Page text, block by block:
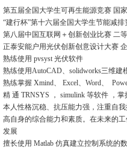
第五届全国大学生可再生能源竞赛 国
“建行杯”第十六届全国大学生节能减
第八届中国互联网＋创新创业比赛 二
正泰安能户用光伏创新创意设计大赛
熟练使用 pvsyst 光伏软件
熟练使用AutoCAD、solidworks三维建
熟练掌握 Xmind、 Excel、Word、
精 通 TRNSYS ， simulink 等软件 ，掌
本人性格沉稳、抗压能力强，注重自
高自身的综合能力和素质。在未来的
发展
擅长使用 Matlab 仿真建立控制系统的